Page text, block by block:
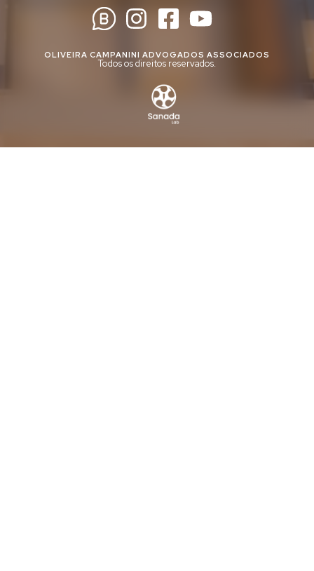
OLIVEIRA CAMPANINI ADVOGADOS ASSOCIADOS
Todos os direitos reservados.